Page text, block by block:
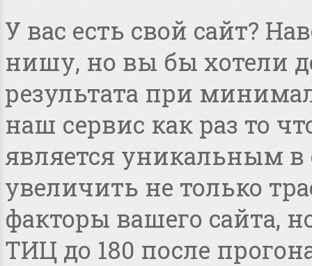
У вас есть свой сайт?
нишу, но вы бы хотели
результата при
наш сервис как раз то
является уникальным в
увеличить не только
факторы вашего сайта,
ТИЦ до 180 после